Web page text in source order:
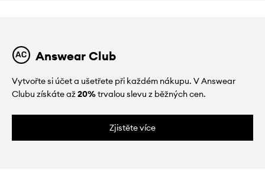
Answear Club
Vytvořte si účet a ušetřete při každém nákupu. V Answear
Clubu získáte až20%trvalou slevu z běžných cen.
Zjistěte více